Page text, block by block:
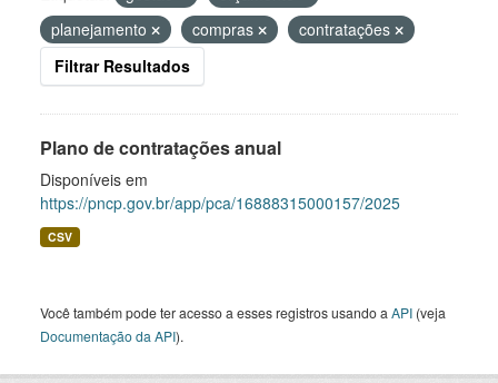
planejamento
compras
contratações
Filtrar Resultados
Plano de contratações anual
Disponíveis em
https://pncp.gov.br/app/pca/16888315000157/2025
CSV
Você também pode ter acesso a esses registros usando a API (veja
Documentação da API).